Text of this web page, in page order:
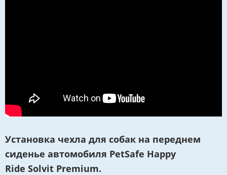
Установка чехла для собак на переднем
сиденье автомобиля PetSafe Happy
Ride Solvit Premium.